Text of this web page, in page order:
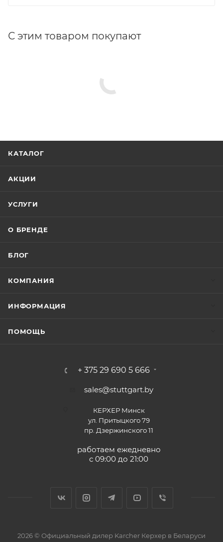
С этим товаром покупают
КАТАЛОГ
АКЦИИ
УСЛУГИ
О БРЕНДЕ
БЛОГ
КОМПАНИЯ
ИНФОРМАЦИЯ
ПОМОЩЬ
+ 375 29 690 5 666
sales@stuttgart.by
КЕРХЕР Минск
ул. Притыцкого 79
пр. Дзержинского 11
работаем ежедневно
с 09:00 до 21:00
2026 © Официальный дилер Karcher Керхер в Беларуси